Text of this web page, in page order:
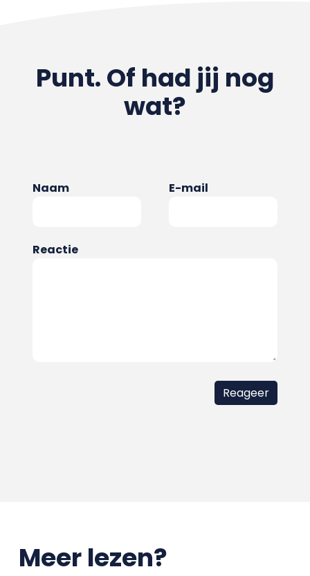
Punt. Of had jij nog
wat?
Naam E-mail
Reactie
Meer lezen?